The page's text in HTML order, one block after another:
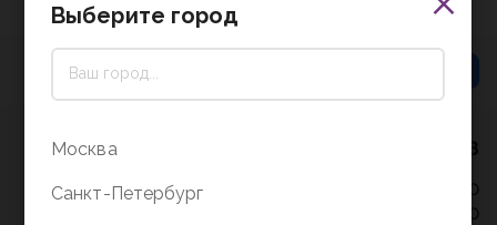
8 (800) 5000-338
Режим работы - 9:30-20:00
в выходные и праздники - 10:00-19:00
Выберите город
Москва
Санкт-Петербург